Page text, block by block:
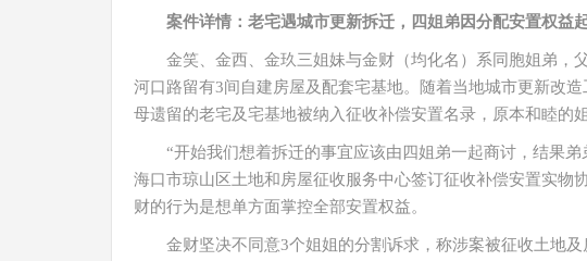
案件详情：老宅遇城市更新拆迁，四姐弟因分配安置权益
金笑、金西、金玖三姐妹与金财（均化名）系同胞姐弟，
河口路留有3间自建房屋及配套宅基地。随着当地城市更新改
母遗留的老宅及宅基地被纳入征收补偿安置名录，原本和睦的
“开始我们想着拆迁的事宜应该由四姐弟一起商讨，结果
海口市琼山区土地和房屋征收服务中心签订征收补偿安置实物
财的行为是想单方面掌控全部安置权益。
金财坚决不同意3个姐姐的分割诉求，称涉案被征收土地